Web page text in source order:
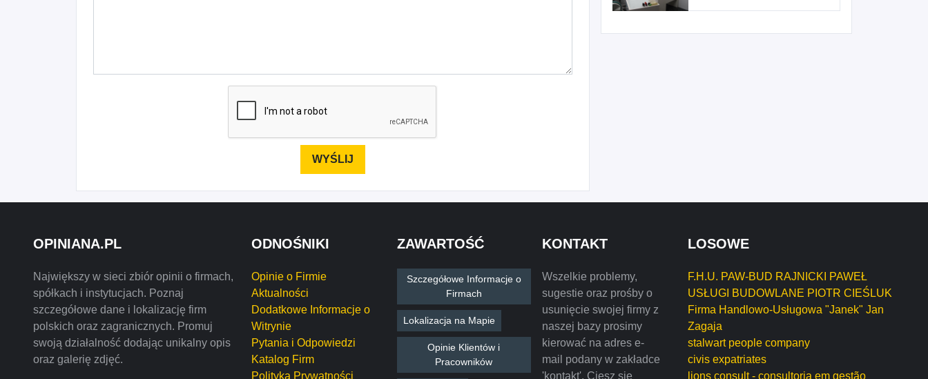
OPINIANA.PL
Największy w sieci zbiór opinii o firmach,
spółkach i instytucjach. Poznaj
szczegółowe dane i lokalizację firm
polskich oraz zagranicznych. Promuj
swoją działalność dodając unikalny opis
oraz galerię zdjęć.
ODNOŚNIKI
Opinie o Firmie
Aktualności
Dodatkowe Informacje o
Witrynie
Pytania i Odpowiedzi
Katalog Firm
Polityka Prywatności
ZAWARTOŚĆ
Szczegółowe Informacje o
Firmach
Lokalizacja na Mapie
Opinie Klientów i
Pracowników
KONTAKT
Wszelkie problemy,
sugestie oraz prośby o
usunięcie swojej firmy z
naszej bazy prosimy
kierować na adres e-
mail podany w zakładce
'kontakt'. Ciesz się
LOSOWE
F.H.U. PAW-BUD RAJNICKI PAWEŁ
USŁUGI BUDOWLANE PIOTR CIEŚLUK
Firma Handlowo-Usługowa "Janek" Jan
Zagaja
stalwart people company
civis expatriates
lions consult - consultoria em gestão